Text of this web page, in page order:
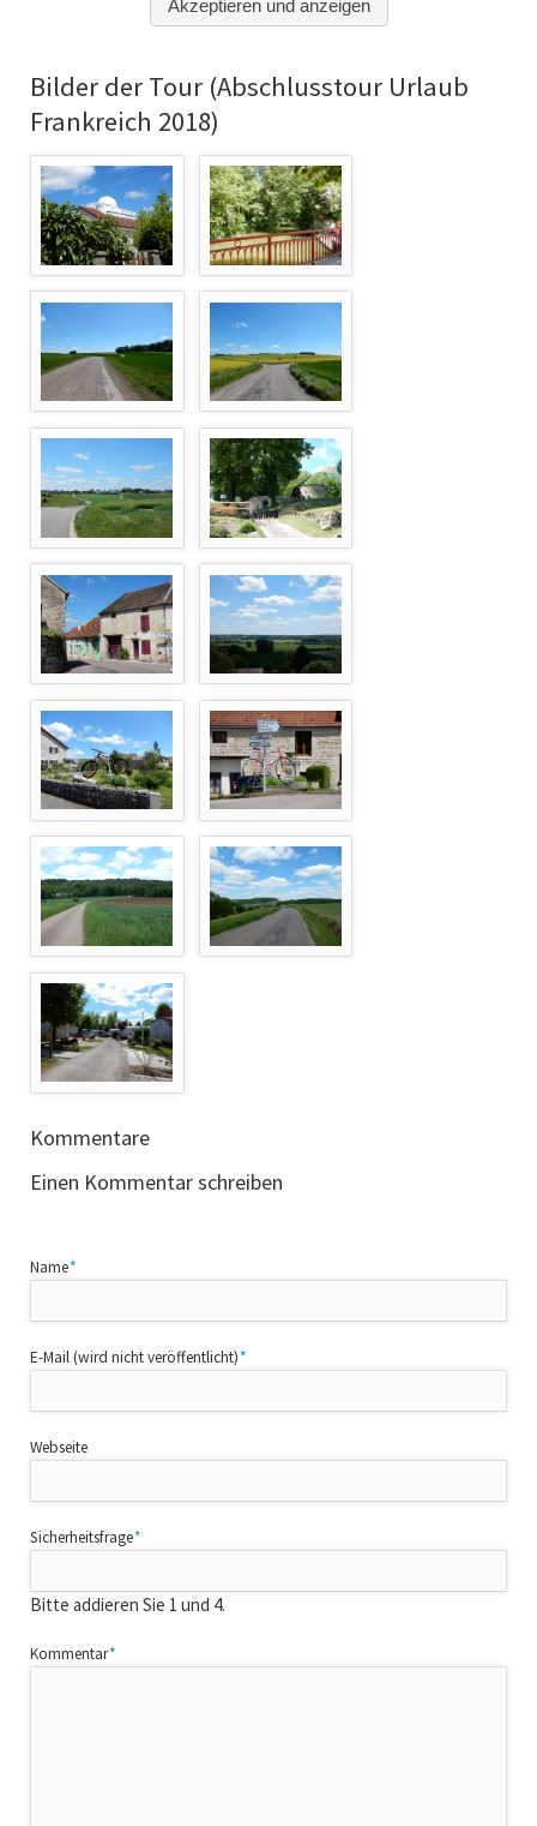
Bilder der Tour (Abschlusstour Urlaub
Frankreich 2018)
Kommentare
Einen Kommentar schreiben
Pflichtfeld
Name*
Pflichtfeld
E-Mail (wird nicht veröffentlicht)*
Webseite
Pflichtfeld
Sicherheitsfrage*
Bitte addieren Sie 1 und 4.
Pflichtfeld
Kommentar*